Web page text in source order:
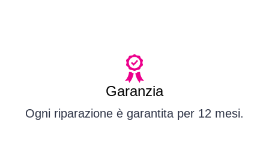
Garanzia
Ogni riparazione è garantita per 12 mesi.